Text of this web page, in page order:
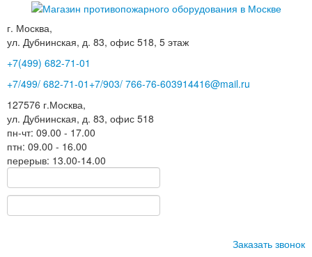
г. Москва,
ул. Дубнинская, д. 83, офис 518, 5 этаж
+7(499) 682-71-01
+7/499/ 682-71-01 +7/903/ 766-76-603914416@mail.ru
127576 г.Москва,
ул. Дубнинская, д. 83, офис 518
пн-чт: 09.00 - 17.00
птн: 09.00 - 16.00
перерыв: 13.00-14.00
Заказать звонок